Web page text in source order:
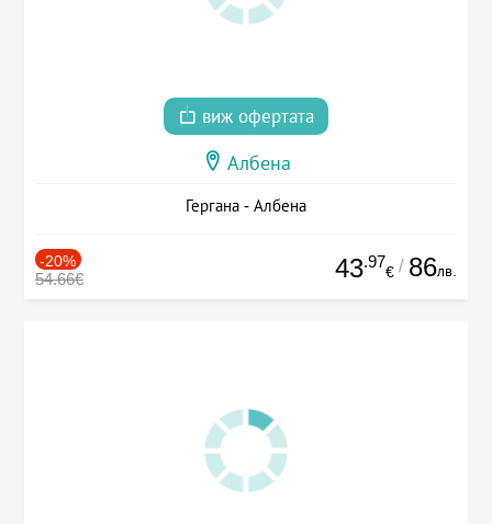
виж офертата
Албена
Гергана - Албена
-20%
54.66€ 43.97
€ / 86лв.